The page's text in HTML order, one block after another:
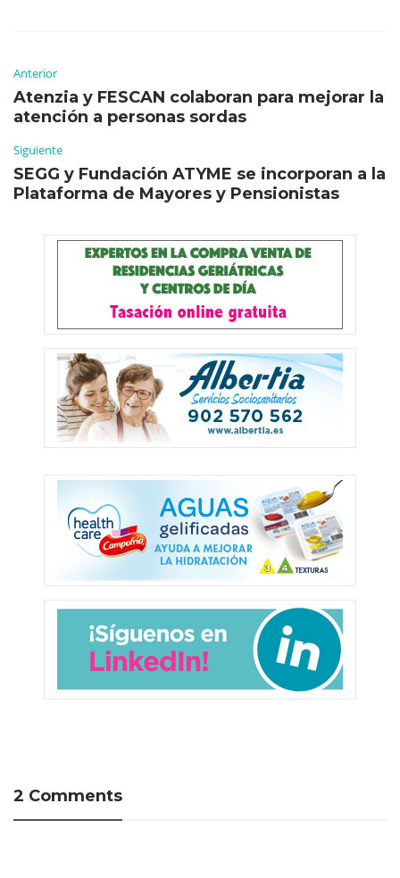
Anterior
Atenzia y FESCAN colaboran para mejorar la
atención a personas sordas
Siguiente
SEGG y Fundación ATYME se incorporan a la
Plataforma de Mayores y Pensionistas
2 Comments